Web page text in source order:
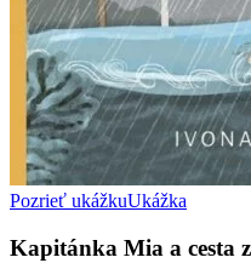
Pozrieť ukážkuUkážka
Kapitánka Mia a cesta